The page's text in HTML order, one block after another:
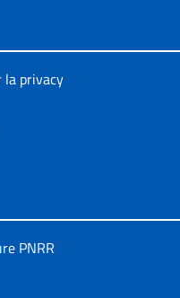
la privacy
PNRR